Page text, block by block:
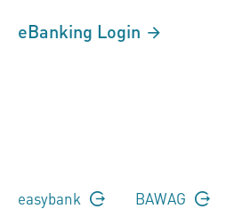
eBanking Login
easybank BAWAG